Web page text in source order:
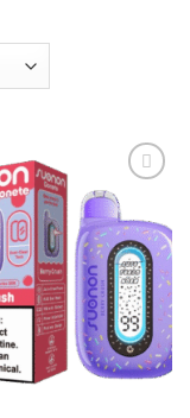
Add to wishlist